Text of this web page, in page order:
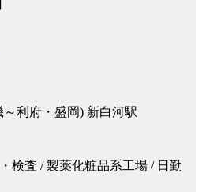
～利府・盛岡) 新白河駅
検査 / 製薬化粧品系工場 / 日勤